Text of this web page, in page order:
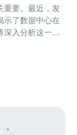
重要。最近，发
示了数据中心在
深入分析这一事